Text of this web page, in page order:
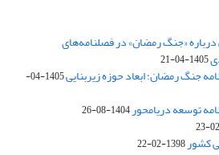
درباره «جنگ رمضان» در فصلنامه‌های
1405-04-21
جنگ رمضان؛ ابعاد حوزه زیربنایی
1405-04-
توسعه دریامحور1404-08-26
کشور1398-02-22